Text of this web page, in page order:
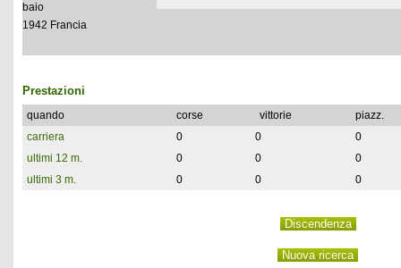
baio
1942 Francia
Prestazioni
quando corse vittorie
piazz.
carriera
0 0
0
ultimi 12 m.
0 0
0
ultimi 3 m.
0 0 0